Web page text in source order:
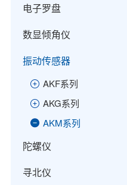
电子罗盘
数显倾角仪
振动传感器
AKF系列
AKG系列
AKM系列
陀螺仪
寻北仪